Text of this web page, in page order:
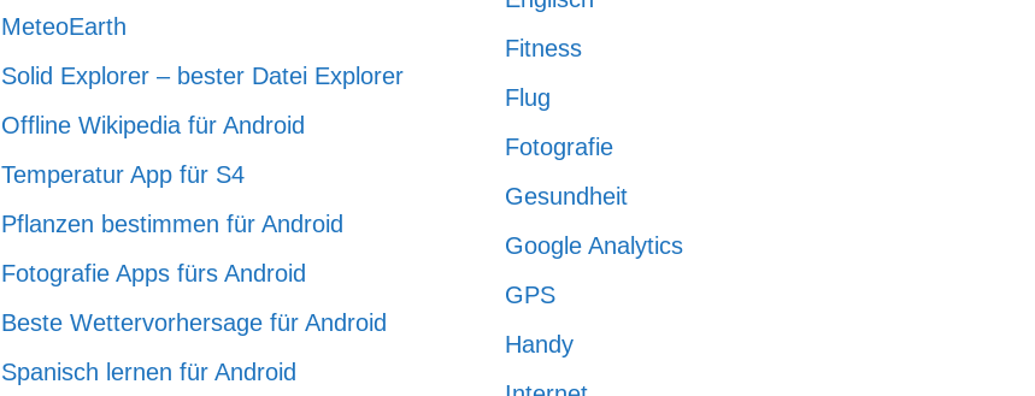
MeteoEarth
Solid Explorer – bester Datei Explorer
Offline Wikipedia für Android
Temperatur App für S4
Pflanzen bestimmen für Android
Fotografie Apps fürs Android
Beste Wettervorhersage für Android
Spanisch lernen für Android
Fitness
Flug
Fotografie
Gesundheit
Google Analytics
GPS
Handy